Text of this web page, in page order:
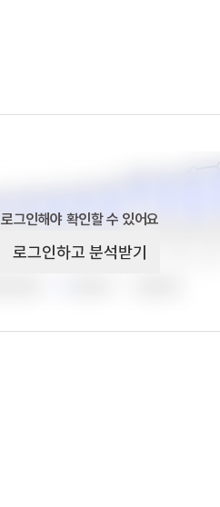
로그인해야 확인할 수 있어요
로그인하고 분석받기